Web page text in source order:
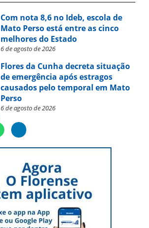
Com nota 8,6 no Ideb, escola de
Mato Perso está entre as cinco
melhores do Estado
6 de agosto de 2026
Flores da Cunha decreta situação
de emergência após estragos
causados pelo temporal em Mato
Perso
6 de agosto de 2026